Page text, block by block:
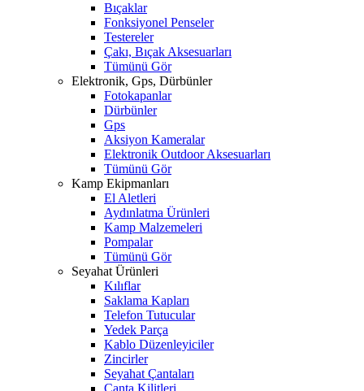
Bıçaklar
Fonksiyonel Penseler
Testereler
Çakı, Bıçak Aksesuarları
Tümünü Gör
Elektronik, Gps, Dürbünler
Fotokapanlar
Dürbünler
Gps
Aksiyon Kameralar
Elektronik Outdoor Aksesuarları
Tümünü Gör
Kamp Ekipmanları
El Aletleri
Aydınlatma Ürünleri
Kamp Malzemeleri
Pompalar
Tümünü Gör
Seyahat Ürünleri
Kılıflar
Saklama Kapları
Telefon Tutucular
Yedek Parça
Kablo Düzenleyiciler
Zincirler
Seyahat Çantaları
Çanta Kilitleri